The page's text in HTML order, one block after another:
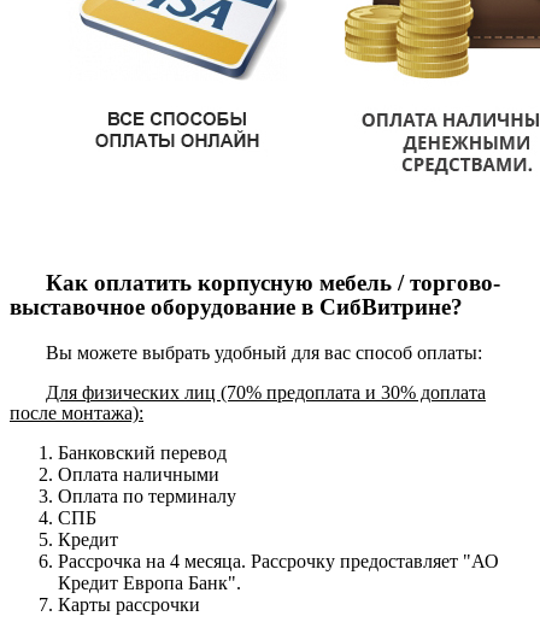
Как оплатить корпусную мебель / торгово-
выставочное оборудование в СибВитрине?
Вы можете выбрать удобный для вас способ оплаты:
Для физических лиц (70% предоплата и 30% доплата
после монтажа):
Банковский перевод
Оплата наличными
Оплата по терминалу
СПБ
Кредит
Рассрочка на 4 месяца. Рассрочку предоставляет "АО
Кредит Европа Банк".
Карты рассрочки